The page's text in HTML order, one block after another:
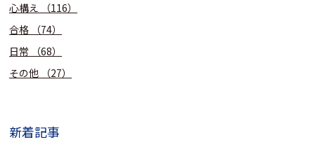
心構え
（116）
合格
（74）
日常
（68）
その他
（27）
新着記事